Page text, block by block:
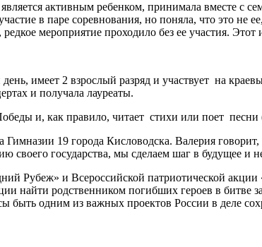
активным ребенком, принимала вместе с
в паре соревнования, но поняла, что это не
мероприятие проходило без ее участия.
имеет 2 взрослый разряд и участвует на
и получала лауреаты.
и, как правило, читает стихи или поет песни
19 города Кисловодска. Валерия говорит,
своего государства, мы сделаем шаг в будущее
Рубеж» и Всероссийской патриотической
найти родственником погибших героев в
быть одним из важных проектов России в деле